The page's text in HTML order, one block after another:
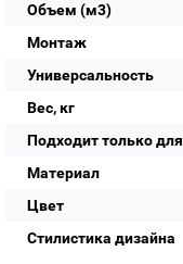
Объем (м3)
Монтаж
Универсальность
Вес, кг
Подходит только для
Материал
Цвет
Стилистика дизайна